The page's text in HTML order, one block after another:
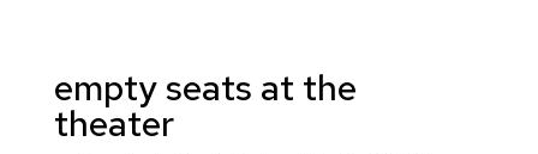
empty seats at the
theater